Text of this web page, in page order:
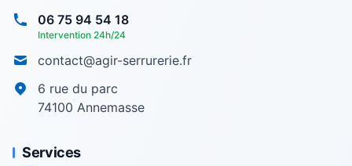
06 75 94 54 18
Intervention 24h/24
contact@agir-serrurerie.fr
6 rue du parc
74100 Annemasse
Services